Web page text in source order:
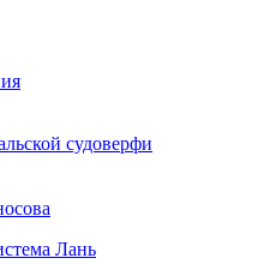
судоверфи